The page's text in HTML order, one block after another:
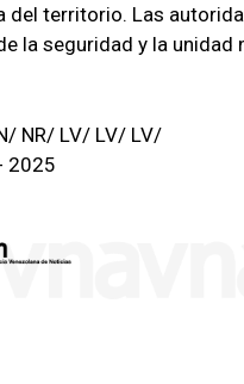
del territorio. Las
la seguridad y la unidad
NR/ LV/ LV/ LV/
2025